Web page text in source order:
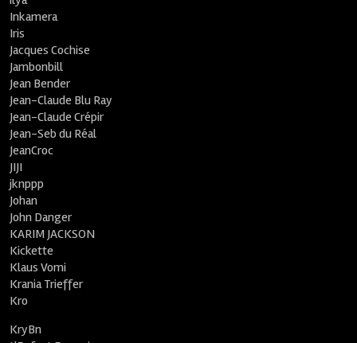
Inkamera
Iris
Jacques Cochise
Jambonbill
Jean Bender
Jean-Claude Blu Ray
Jean-Claude Crépir
Jean-Seb du Réal
JeanCroc
JIJI
jknppp
Johan
John Danger
KARIM JACKSON
Kickette
Klaus Vomi
Krania Trieffer
Kro
KryBn